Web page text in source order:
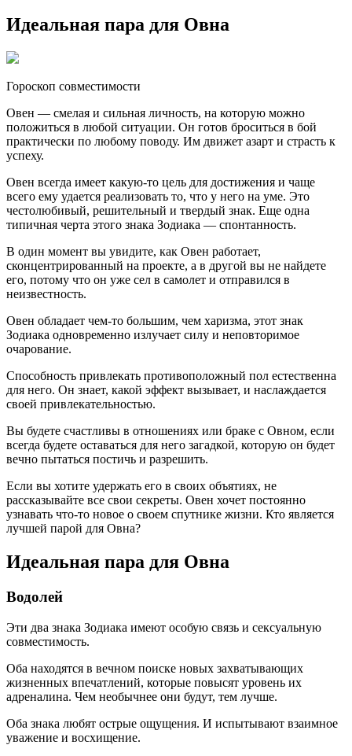
Идеальная пара для Овна
Гороскоп совместимости
Овен — смелая и сильная личность, на которую можно
положиться в любой ситуации. Он готов броситься в бой
практически по любому поводу. Им движет азарт и страсть к
успеху.
Овен всегда имеет какую-то цель для достижения и чаще
всего ему удается реализовать то, что у него на уме. Это
честолюбивый, решительный и твердый знак. Еще одна
типичная черта этого знака Зодиака — спонтанность.
В один момент вы увидите, как Овен работает,
сконцентрированный на проекте, а в другой вы не найдете
его, потому что он уже сел в самолет и отправился в
неизвестность.
Овен обладает чем-то большим, чем харизма, этот знак
Зодиака одновременно излучает силу и неповторимое
очарование.
Способность привлекать противоположный пол естественна
для него. Он знает, какой эффект вызывает, и наслаждается
своей привлекательностью.
Вы будете счастливы в отношениях или браке с Овном, если
всегда будете оставаться для него загадкой, которую он будет
вечно пытаться постичь и разрешить.
Если вы хотите удержать его в своих объятиях, не
рассказывайте все свои секреты. Овен хочет постоянно
узнавать что-то новое о своем спутнике жизни. Кто является
лучшей парой для Овна?
Идеальная пара для Овна
Водолей
Эти два знака Зодиака имеют особую связь и сексуальную
совместимость.
Оба находятся в вечном поиске новых захватывающих
жизненных впечатлений, которые повысят уровень их
адреналина. Чем необычнее они будут, тем лучше.
Оба знака любят острые ощущения. И испытывают взаимное
уважение и восхищение.